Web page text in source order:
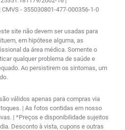
- 355030801-477-000356-1-0
site não devem ser usadas para
em hipótese alguma, as
da área médica. Somente o
qualquer problema de saúde e
Ao persistirem os sintomas, um
válidos apenas para compras via
| As fotos contidas em nosso
| *Preços e disponibilidade sujeitos
Desconto à vista, cupons e outras